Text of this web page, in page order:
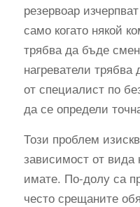
резервоар
само когато някой
трябва да бъде
нагреватели
от специалист по
да се определи
Този проблем
зависимост от вида
имате. По-долу са
често срещаните